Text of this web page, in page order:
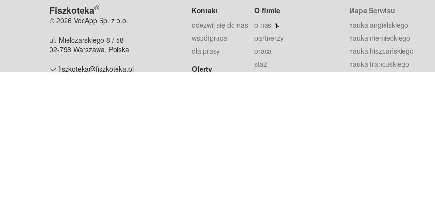
Fiszkoteka®
© 2026 VocApp Sp. z o.o.
ul. Mielczarskiego 8 / 58
02-798 Warszawa, Polska
fiszkoteka@fiszkoteka.pl
Kontakt
odezwij się do nas
współpraca
dla prasy
Oferty
O firmie
o nas
partnerzy
praca
staż
Mapa Serwisu
nauka angielskiego
nauka niemieckiego
nauka hiszpańskiego
nauka francuskiego